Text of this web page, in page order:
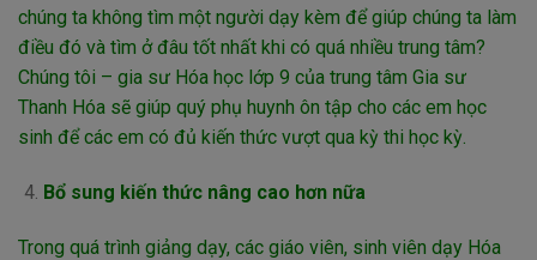
chúng ta không tìm một người dạy kèm để giúp chúng ta làm
điều đó và tìm ở đâu tốt nhất khi có quá nhiều trung tâm?
Chúng tôi – gia sư Hóa học lớp 9 của trung tâm Gia sư
Thanh Hóa sẽ giúp quý phụ huynh ôn tập cho các em học
sinh để các em có đủ kiến thức vượt qua kỳ thi học kỳ.
Bổ sung kiến thức nâng cao hơn nữa
Trong quá trình giảng dạy, các giáo viên, sinh viên dạy Hóa